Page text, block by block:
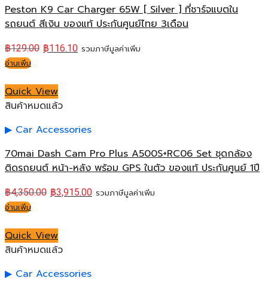
Peston K9 Car Charger 65W [ Silver ] ที่ชาร์จแบตใน
รถยนต์ สีเงิน ของแท้ ประกันศูนย์ไทย 3เดือน
฿129.00 ฿116.10 รวมภาษีมูลค่าเพิ่ม
อ่านเพิ่ม
Quick View
สินค้าหมดแล้ว
Car Accessories
70mai Dash Cam Pro Plus A500S+RC06 Set ชุดกล้อง
ติดรถยนต์ หน้า-หลัง พร้อม GPS ในตัว ของแท้ ประกันศูนย์ 1ปี
฿4,350.00 ฿3,915.00 รวมภาษีมูลค่าเพิ่ม
อ่านเพิ่ม
Quick View
สินค้าหมดแล้ว
Car Accessories